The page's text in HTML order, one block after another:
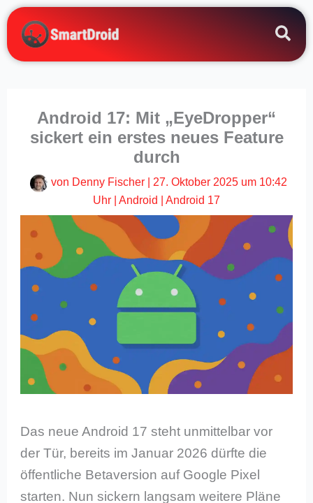
Zum
Inhalt
springen
Android 17: Mit „EyeDropper“
sickert ein erstes neues Feature
durch
von Denny Fischer
27. Oktober 2025 um 10:42
Uhr
Android Android 17
Das neue Android 17 steht unmittelbar vor
der Tür, bereits im Januar 2026 dürfte die
öffentliche Betaversion auf Google Pixel
starten. Nun sickern langsam weitere Pläne